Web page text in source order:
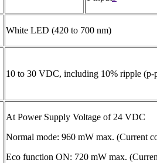
White LED (420 to 700 nm)
10 to 30 VDC, including 10% ripple (p-
At Power Supply Voltage of 24 VDC
Normal mode: 960 mW max. (Current
Eco function ON: 720 mW max.